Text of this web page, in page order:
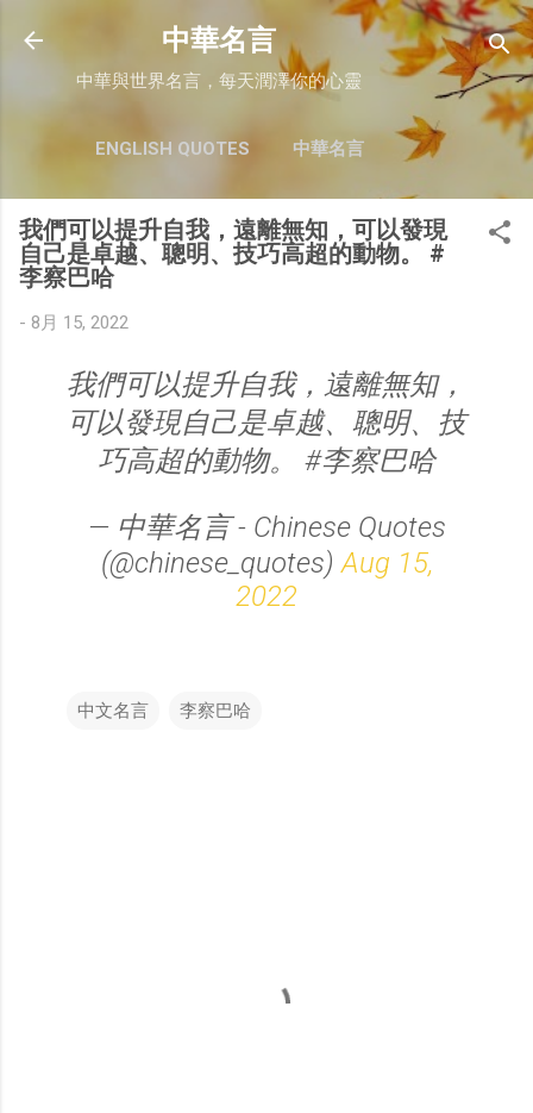
跳至主要內容
中華名言
中華與世界名言，每天潤澤你的心靈
ENGLISH QUOTES 中華名言
我們可以提升自我，遠離無知，可以發現
自己是卓越、聰明、技巧高超的動物。 #
李察巴哈
- 8月 15, 2022
我們可以提升自我，遠離無知，
可以發現自己是卓越、聰明、技
巧高超的動物。 #李察巴哈
— 中華名言 - Chinese Quotes
(@chinese_quotes)Aug 15,
2022
中文名言 李察巴哈